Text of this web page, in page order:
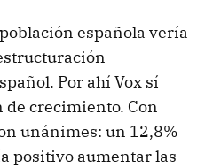
española vería
Por ahí Vox sí
crecimiento. Con
unánimes: un 12,8%
positivo aumentar las